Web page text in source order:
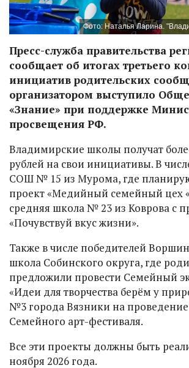
Фото: Наталья Ларина.
Пресс-служба правительства
сообщает об итогах третьего
инициатив родительских
организатором выступило
«Знание» при поддержке
просвещения РФ.
Владимирские школы получат
рублей на свои инициативы. В
СОШ № 15 из Мурома, где
проект «Медийный семейный цех
средняя школа № 23 из Коврова с
«Почувствуй вкус жизни».
Также в числе победителей
школа Собинского округа, где
предложили провести Семейный
«Идеи для творчества берём у
№3 города Вязники на
Семейного арт-фестиваля.
Все эти проекты должны быть
ноября 2026 года.